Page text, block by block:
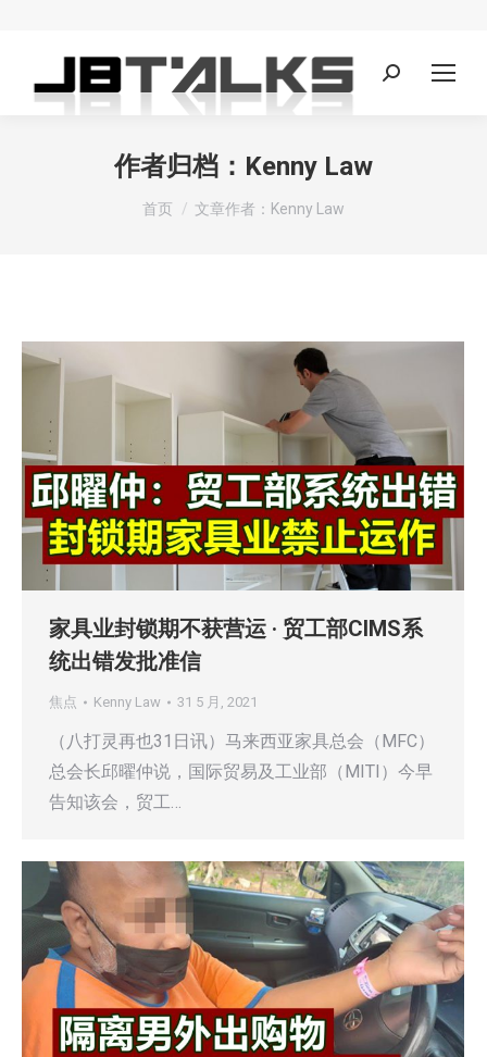
Search:
作者归档： Kenny Law
您在这里：
首页 文章作者：Kenny Law
家具业封锁期不获营运 · 贸工部CIMS系
统出错发批准信
焦点 Kenny Law 31 5 月, 2021
（八打灵再也31日讯）马来西亚家具总会（MFC）
总会长邱曜仲说，国际贸易及工业部（MITI）今早
告知该会，贸工…